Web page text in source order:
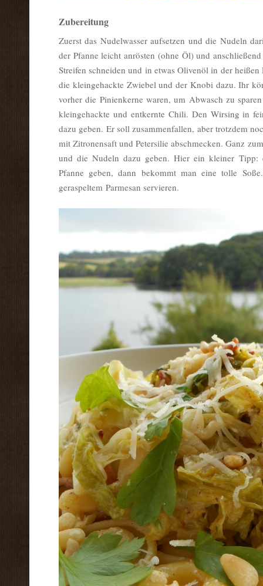
Zubereitung
Zuerst das Nudelwasser aufsetzen und die Nudeln
der Pfanne leicht anrösten (ohne Öl) und
Streifen schneiden und in etwas Olivenöl in der
die kleingehackte Zwiebel und der Knobi dazu. Ihr
vorher die Pinienkerne waren, um Abwasch zu
kleingehackte und entkernte Chili. Den Wirsing in
dazu geben. Er soll zusammenfallen, aber trotzdem
mit Zitronensaft und Petersilie abschmecken. Ganz
und die Nudeln dazu geben. Hier ein kleiner Tipp:
Pfanne geben, dann bekommt man eine tolle
geraspeltem Parmesan servieren.